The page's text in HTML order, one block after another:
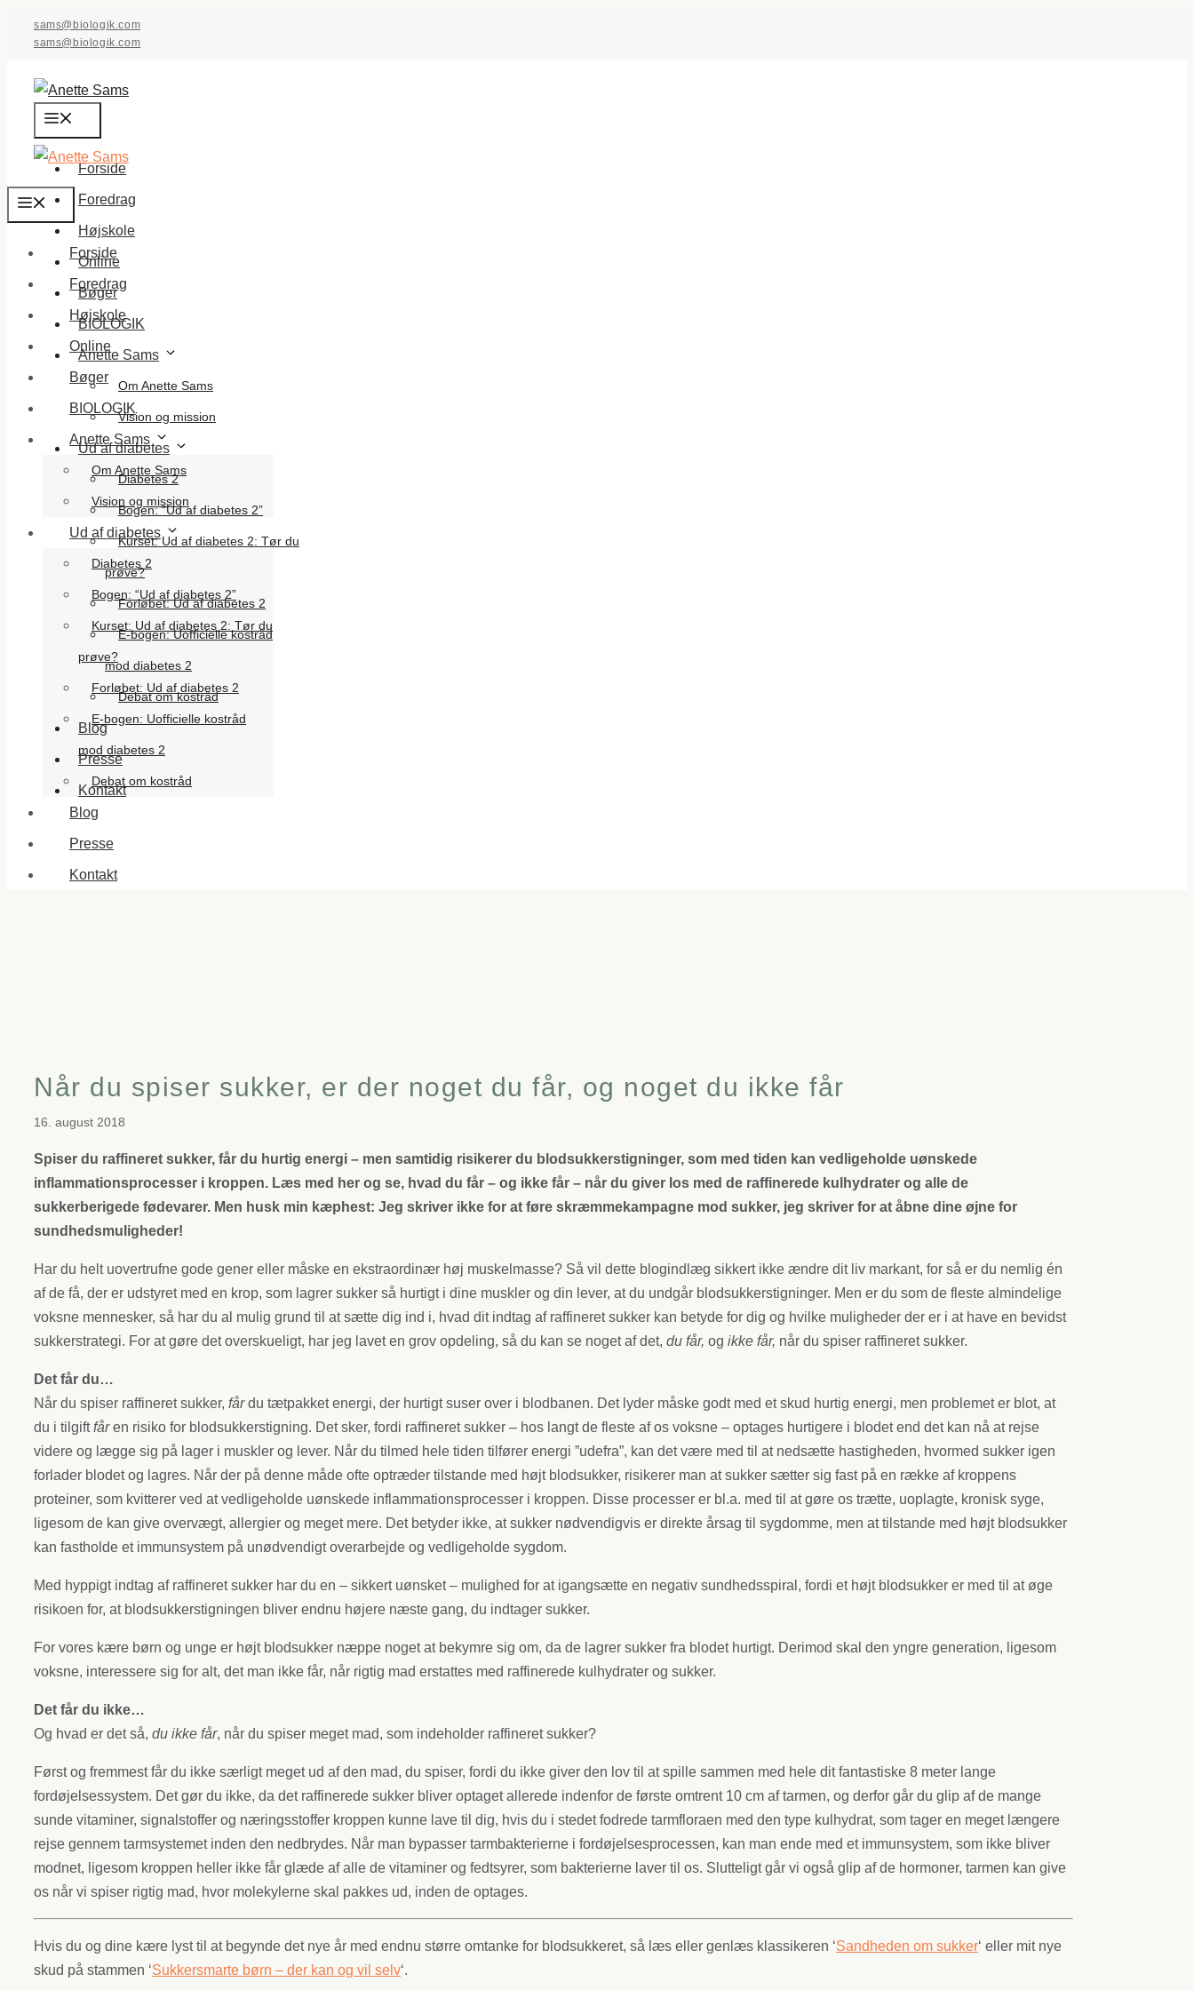
sams@biologik.com
sams@biologik.com
Forside
Foredrag
Højskole
Online
Bøger
BIOLOGIK
Anette Sams
Om Anette Sams
Vision og mission
Ud af diabetes
Diabetes 2
Bogen: “Ud af diabetes 2”
Kurset: Ud af diabetes 2: Tør du
prøve?
Forløbet: Ud af diabetes 2
E-bogen: Uofficielle kostråd
mod diabetes 2
Debat om kostråd
Blog
Presse
Kontakt
Menu
Forside
Foredrag
Højskole
Online
Bøger
BIOLOGIK
Anette Sams
Om Anette Sams
Vision og mission
Ud af diabetes
Diabetes 2
Bogen: “Ud af diabetes 2”
Kurset: Ud af diabetes 2: Tør du
prøve?
Forløbet: Ud af diabetes 2
E-bogen: Uofficielle kostråd
mod diabetes 2
Debat om kostråd
Blog
Presse
Kontakt
Når du spiser sukker, er der noget du får, og noget du ikke får
16. august 2018
Spiser du raffineret sukker, får du hurtig energi – men samtidig risikerer du blodsukkerstigninger, som med tiden kan vedligeholde uønskede
inflammationsprocesser i kroppen. Læs med her og se, hvad du får – og ikke får – når du giver los med de raffinerede kulhydrater og alle de
sukkerberigede fødevarer. Men husk min kæphest: Jeg skriver ikke for at føre skræmmekampagne mod sukker, jeg skriver for at åbne dine øjne for
sundhedsmuligheder!
Har du helt uovertrufne gode gener eller måske en ekstraordinær høj muskelmasse? Så vil dette blogindlæg sikkert ikke ændre dit liv markant, for så er du nemlig én
af de få, der er udstyret med en krop, som lagrer sukker så hurtigt i dine muskler og din lever, at du undgår blodsukkerstigninger. Men er du som de fleste almindelige
voksne mennesker, så har du al mulig grund til at sætte dig ind i, hvad dit indtag af raffineret sukker kan betyde for dig og hvilke muligheder der er i at have en bevidst
sukkerstrategi. For at gøre det overskueligt, har jeg lavet en grov opdeling, så du kan se noget af det, du får, og ikke får, når du spiser raffineret sukker.
Det får du…
Når du spiser raffineret sukker, fårdu tætpakket energi, der hurtigt suser over i blodbanen. Det lyder måske godt med et skud hurtig energi, men problemet er blot, at
du i tilgiftfåren risiko for blodsukkerstigning. Det sker, fordi raffineret sukker – hos langt de fleste af os voksne – optages hurtigere i blodet end det kan nå at rejse
videre og lægge sig på lager i muskler og lever. Når du tilmed hele tiden tilfører energi ”udefra”, kan det være med til at nedsætte hastigheden, hvormed sukker igen
forlader blodet og lagres. Når der på denne måde ofte optræder tilstande med højt blodsukker, risikerer man at sukker sætter sig fast på en række af kroppens
proteiner, som kvitterer ved at vedligeholde uønskede inflammationsprocesser i kroppen. Disse processer er bl.a. med til at gøre os trætte, uoplagte, kronisk syge,
ligesom de kan give overvægt, allergier og meget mere. Det betyder ikke, at sukker nødvendigvis er direkte årsag til sygdomme, men at tilstande med højt blodsukker
kan fastholde et immunsystem på unødvendigt overarbejde og vedligeholde sygdom.
Med hyppigt indtag af raffineret sukker har du en – sikkert uønsket – mulighed for at igangsætte en negativ sundhedsspiral, fordi et højt blodsukker er med til at øge
risikoen for, at blodsukkerstigningen bliver endnu højere næste gang, du indtager sukker.
For vores kære børn og unge er højt blodsukker næppe noget at bekymre sig om, da de lagrer sukker fra blodet hurtigt. Derimod skal den yngre generation, ligesom
voksne, interessere sig for alt, det man ikke får, når rigtig mad erstattes med raffinerede kulhydrater og sukker.
Det får du ikke…
Og hvad er det så, du ikke får, når du spiser meget mad, som indeholder raffineret sukker?
Først og fremmest får du ikke særligt meget ud af den mad, du spiser, fordi du ikke giver den lov til at spille sammen med hele dit fantastiske 8 meter lange
fordøjelsessystem. Det gør du ikke, da det raffinerede sukker bliver optaget allerede indenfor de første omtrent 10 cm af tarmen, og derfor går du glip af de mange
sunde vitaminer, signalstoffer og næringsstoffer kroppen kunne lave til dig, hvis du i stedet fodrede tarmfloraen med den type kulhydrat, som tager en meget længere
rejse gennem tarmsystemet inden den nedbrydes. Når man bypasser tarmbakterierne i fordøjelsesprocessen, kan man ende med et immunsystem, som ikke bliver
modnet, ligesom kroppen heller ikke får glæde af alle de vitaminer og fedtsyrer, som bakterierne laver til os. Slutteligt går vi også glip af de hormoner, tarmen kan give
os når vi spiser rigtig mad, hvor molekylerne skal pakkes ud, inden de optages.
Hvis du og dine kære lyst til at begynde det nye år med endnu større omtanke for blodsukkeret, så læs eller genlæs klassikeren ‘Sandheden om sukker‘ eller mit nye
skud på stammen ‘Sukkersmarte børn – der kan og vil selv‘.